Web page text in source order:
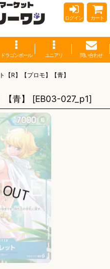
ログイン カート
ドラゴンボール ユニアリ 問い合わせ
【R】【プロモ】【青】
青】 [EB03-027_p1]